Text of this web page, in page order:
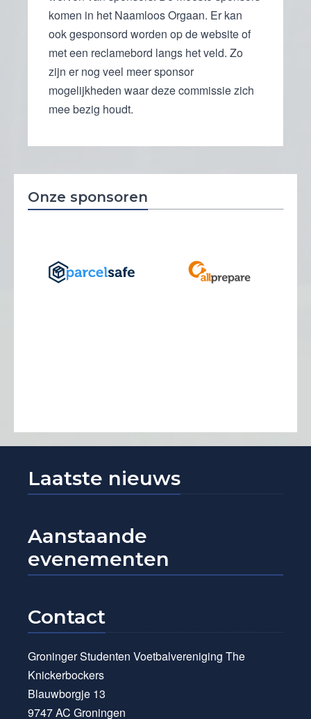
komen in het Naamloos Orgaan. Er kan
ook gesponsord worden op de website of
met een reclamebord langs het veld. Zo
zijn er nog veel meer sponsor
mogelijkheden waar deze commissie zich
mee bezig houdt.
Onze sponsoren
Laatste nieuws
Aanstaande
evenementen
Contact
Groninger Studenten Voetbalvereniging The
Knickerbockers
Blauwborgje 13
9747 AC Groningen